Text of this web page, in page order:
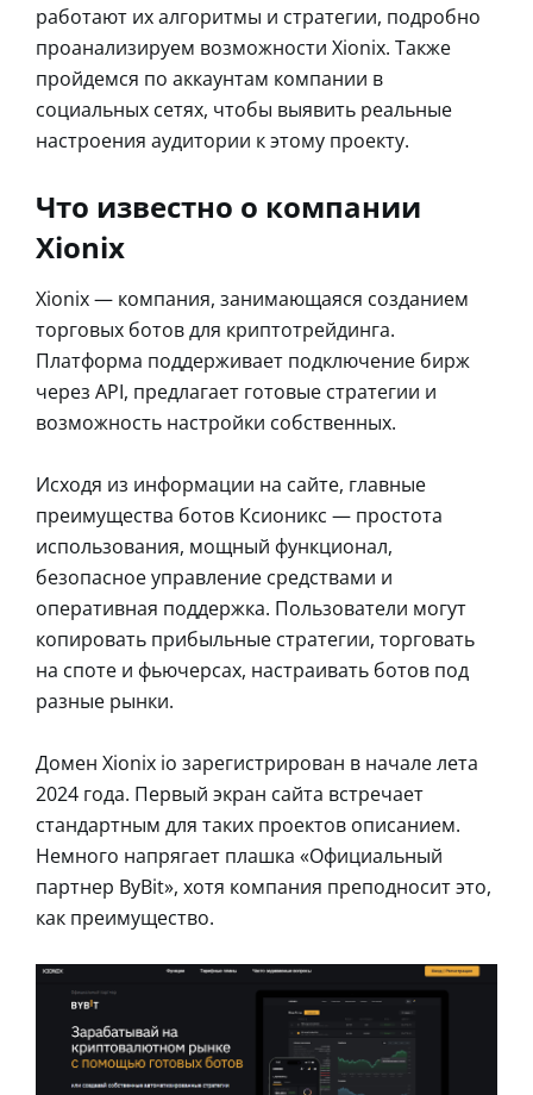
работают их алгоритмы и стратегии, подробно
проанализируем возможности Xionix. Также
пройдемся по аккаунтам компании в
социальных сетях, чтобы выявить реальные
настроения аудитории к этому проекту.
Что известно о компании
Xionix
Xionix — компания, занимающаяся созданием
торговых ботов для криптотрейдинга.
Платформа поддерживает подключение бирж
через API, предлагает готовые стратегии и
возможность настройки собственных.
Исходя из информации на сайте, главные
преимущества ботов Ксионикс — простота
использования, мощный функционал,
безопасное управление средствами и
оперативная поддержка. Пользователи могут
копировать прибыльные стратегии, торговать
на споте и фьючерсах, настраивать ботов под
разные рынки.
Домен Xionix io зарегистрирован в начале лета
2024 года. Первый экран сайта встречает
стандартным для таких проектов описанием.
Немного напрягает плашка «Официальный
партнер ByBit», хотя компания преподносит это,
как преимущество.